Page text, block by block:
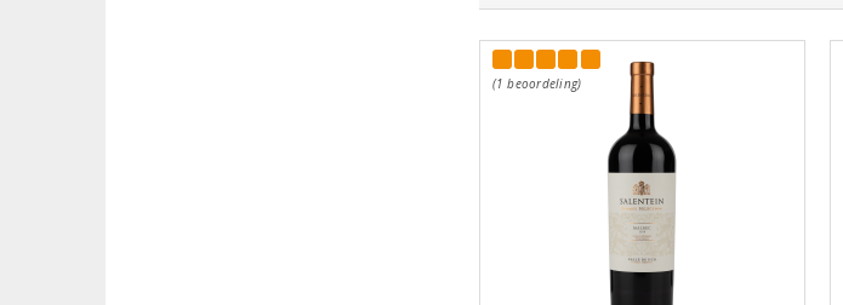
(1 beoordeling)